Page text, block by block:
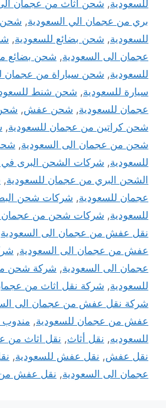
للسعودية, شحن اثاث من عجمان
بري من عجمان الي السعودية, شحن
للسعودية, شحن بضائع للسعودية,
عجمان الى السعودية, شحن بضائع
للسعودية, شحن سياراة من عجمان
سيارة للسعودية, شحن شنط
عجمان للسعودية, شحن عفش,
شحن كراتين من عجمان للسعودية,
شحن من عجمان الى السعودية,
للسعودية, شركات الشحن البرى
الشحن البري من عجمان للسعودية,
عجمان للسعودية, شركات شحن
للسعودية, شركات شحن من عجمان
نقل عفش من عجمان الى السعودية
عفش من عجمان الى السعودية,
عجمان الى السعودية, شركة شحن
للسعودية, شركة نقل اثاث من
شركة نقل عفش من عجمان الى
عفش من عجمان للسعودية,
للسعوديه, نقل أثاث, نقل اثاث من
نقل عفش, نقل عفش للسعودية,
عجمان الى السعودية, نقل عفش من